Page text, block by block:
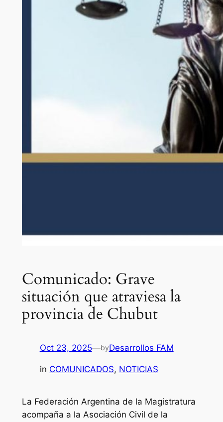
Comunicado: Grave
situación que atraviesa la
provincia de Chubut
Oct 23, 2025—byDesarrollos FAM
in COMUNICADOS, NOTICIAS
La Federación Argentina de la Magistratura
acompaña a la Asociación Civil de la